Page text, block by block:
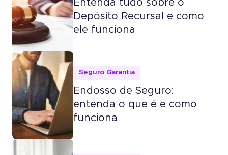
Entenda tudo sobre o
Depósito Recursal e como
ele funciona
Seguro Garantia
Endosso de Seguro:
entenda o que é e como
funciona